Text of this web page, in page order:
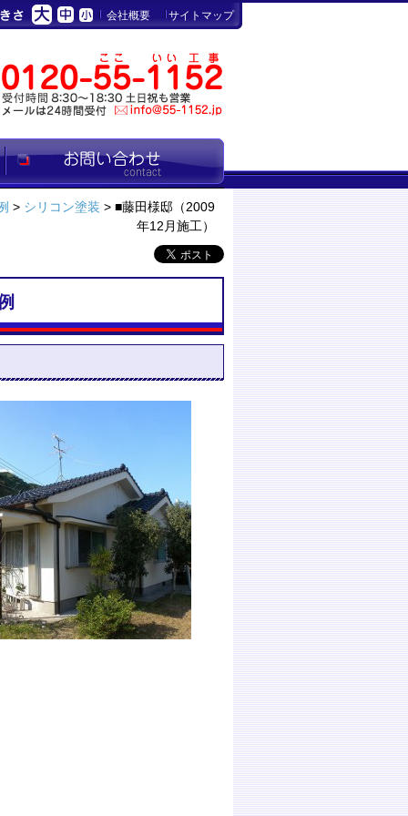
会社概要 サイトマップ
> シリコン塗装 > ■藤田様邸（2009
年12月施工）